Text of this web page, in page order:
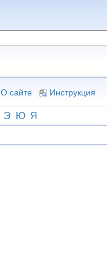
О сайте Инструкция
Э Ю Я